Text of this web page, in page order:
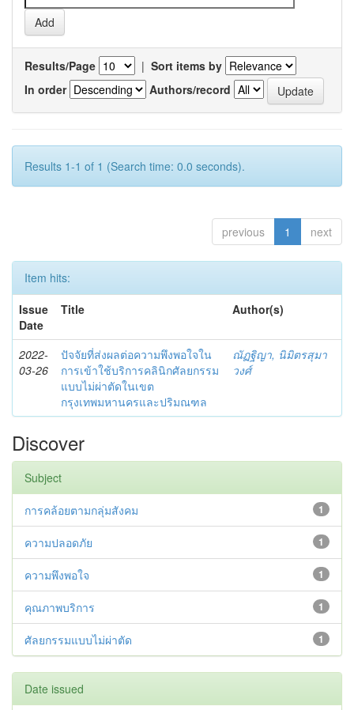
Results/Page | Sort items by
In order
Authors/record
Results 1-1 of 1 (Search time: 0.0 seconds).
previous 1 next
Item hits:
Issue
Date
Title Author(s)
2022-
03-26
ปัจจัยที่ส่งผลต่อความพึงพอใจใน
การเข้าใช้บริการคลินิกศัลยกรรม
แบบไม่ผ่าตัดในเขต
กรุงเทพมหานครและปริมณฑล
ณัฏฐิญา, นิมิตรสุมา
วงศ์
Discover
Subject
1
การคล้อยตามกลุ่มสังคม
1
ความปลอดภัย
1
ความพึงพอใจ
1
คุณภาพบริการ
1
ศัลยกรรมแบบไม่ผ่าตัด
Date issued